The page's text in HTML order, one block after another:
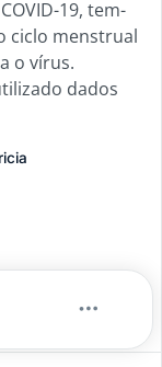
19, tem-
ciclo menstrual
o vírus.
dados